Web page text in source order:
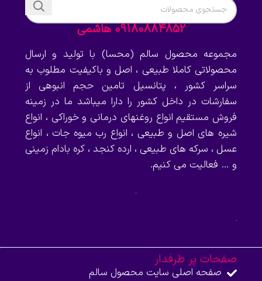
09180884852 هاشمی
مجموعه محصول سالم (محسا) با تولید و ارسال
محصولاتی کاملا طبیعی ، اصل و باکیفیت مطلوب به
سراسر کشور ، پتانسیل تامین حجم انبوهی از
سفارشات در داخل کشور را دارا میباشد ما در زمینه
فروش مستقیم انواع روغنهای درمانی و خوراکی ، انواع
شیره های اصل و طبیعی ، انواع رب میوه جات ، انواع
عسل ، سرکه های طبیعی ، ارده کنجد ، کره بادام زمینی
و … فعالیت می کنیم.
صفحات پر طرفدار
صفحه اصلی سایت محصول سالم